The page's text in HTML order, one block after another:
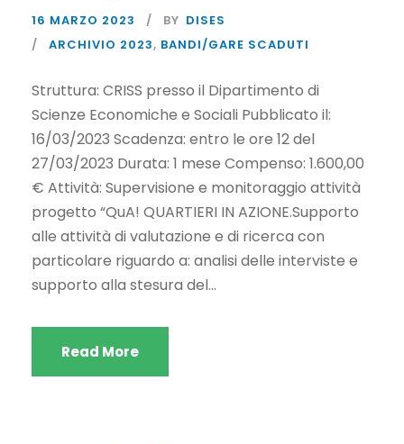
16 MARZO 2023 BY DISES
ARCHIVIO 2023, BANDI/GARE SCADUTI
Struttura: CRISS presso il Dipartimento di
Scienze Economiche e Sociali Pubblicato il:
16/03/2023 Scadenza: entro le ore 12 del
27/03/2023 Durata: 1 mese Compenso: 1.600,00
€ Attività: Supervisione e monitoraggio attività
progetto “QuA! QUARTIERI IN AZIONE.Supporto
alle attività di valutazione e di ricerca con
particolare riguardo a: analisi delle interviste e
supporto alla stesura del...
Read More